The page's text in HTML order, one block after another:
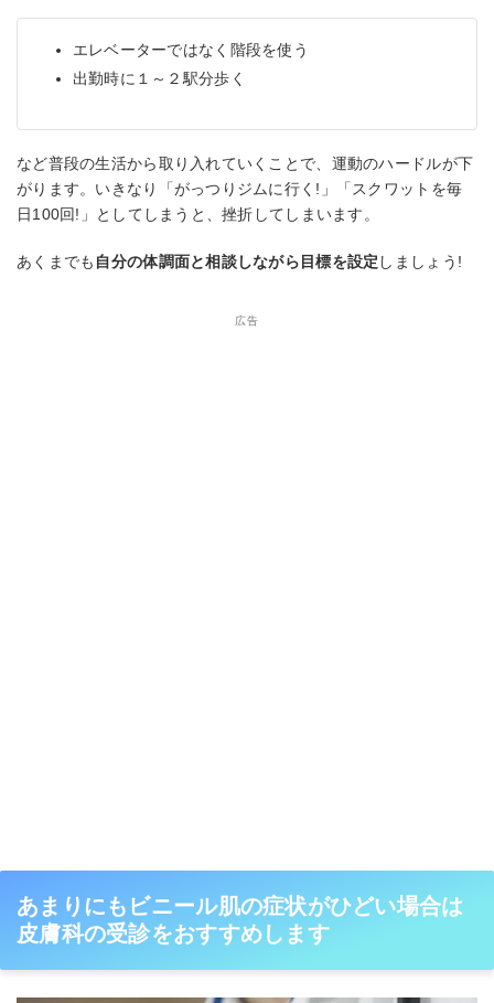
エレベーターではなく階段を使う
出勤時に１～２駅分歩く
など普段の生活から取り入れていくことで、運動のハードルが下
がります。いきなり「がっつりジムに行く!」「スクワットを毎
日100回!」としてしまうと、挫折してしまいます。
あくまでも 自分の体調面と相談しながら目標を設定 しましょう!
広告
あまりにもビニール肌の症状がひどい場合は
皮膚科の受診をおすすめします